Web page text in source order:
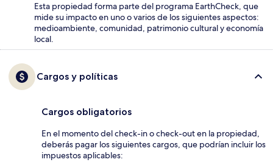
Esta propiedad forma parte del programa EarthCheck, que
mide su impacto en uno o varios de los siguientes aspectos:
medioambiente, comunidad, patrimonio cultural y economía
local.
Cargos y políticas
Cargos obligatorios
En el momento del check-in o check-out en la propiedad,
deberás pagar los siguientes cargos, que podrían incluir los
impuestos aplicables: